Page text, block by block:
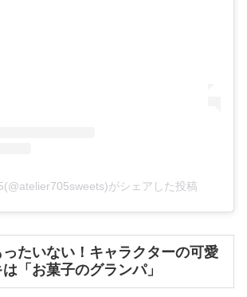
がシェアした投稿
たいない！キャラクターの可愛
「お菓子のグランパ」